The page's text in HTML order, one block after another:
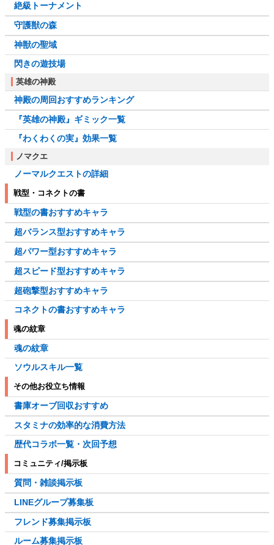
絶級トーナメント
守護獣の森
神獣の聖域
閃きの遊技場
英雄の神殿
神殿の周回おすすめランキング
『英雄の神殿』ギミック一覧
『わくわくの実』効果一覧
ノマクエ
ノーマルクエストの詳細
戦型・コネクトの書
戦型の書おすすめキャラ
超バランス型おすすめキャラ
超パワー型おすすめキャラ
超スピード型おすすめキャラ
超砲撃型おすすめキャラ
コネクトの書おすすめキャラ
魂の紋章
魂の紋章
ソウルスキル一覧
その他お役立ち情報
書庫オーブ回収おすすめ
スタミナの効率的な消費方法
歴代コラボ一覧・次回予想
コミュニティ/掲示板
質問・雑談掲示板
LINEグループ募集板
フレンド募集掲示板
ルーム募集掲示板